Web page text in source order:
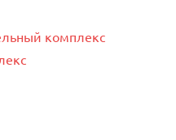
комплекс